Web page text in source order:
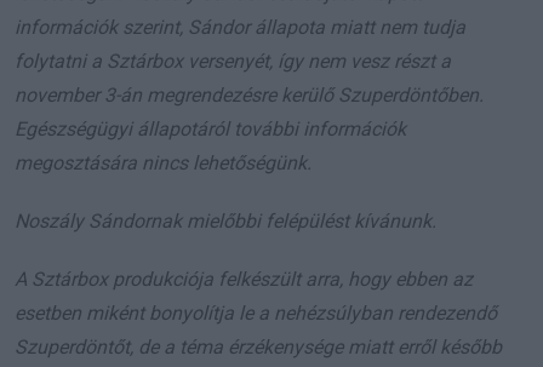
információk szerint, Sándor állapota miatt nem tudja
folytatni a Sztárbox versenyét, így nem vesz részt a
november 3-án megrendezésre kerülő Szuperdöntőben.
Egészségügyi állapotáról további információk
megosztására nincs lehetőségünk.
Noszály Sándornak mielőbbi felépülést kívánunk.
A Sztárbox produkciója felkészült arra, hogy ebben az
esetben miként bonyolítja le a nehézsúlyban rendezendő
Szuperdöntőt, de a téma érzékenysége miatt erről később